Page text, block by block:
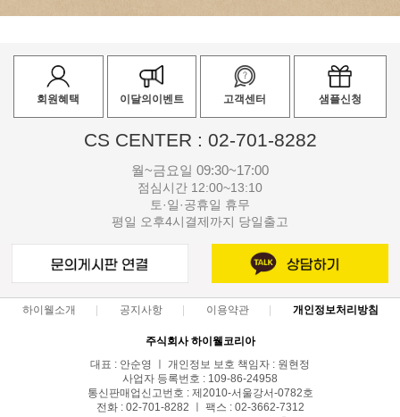
회원혜택 이달의이벤트 고객센터 샘플신청
CS CENTER : 02-701-8282
월~금요일 09:30~17:00
점심시간 12:00~13:10
토·일·공휴일 휴무
평일 오후4시결제까지 당일출고
하이웰소개 공지사항 이용약관 개인정보처리방침
주식회사 하이웰코리아
대표 : 안순영 ㅣ 개인정보 보호 책임자 : 원현정
사업자 등록번호 : 109-86-24958
통신판매업신고번호 : 제2010-서울강서-0782호
전화 : 02-701-8282 ㅣ 팩스 : 02-3662-7312